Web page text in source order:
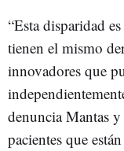
“Esta disparidad
tienen el mismo
innovadores que
denuncia Mantas y
pacientes que